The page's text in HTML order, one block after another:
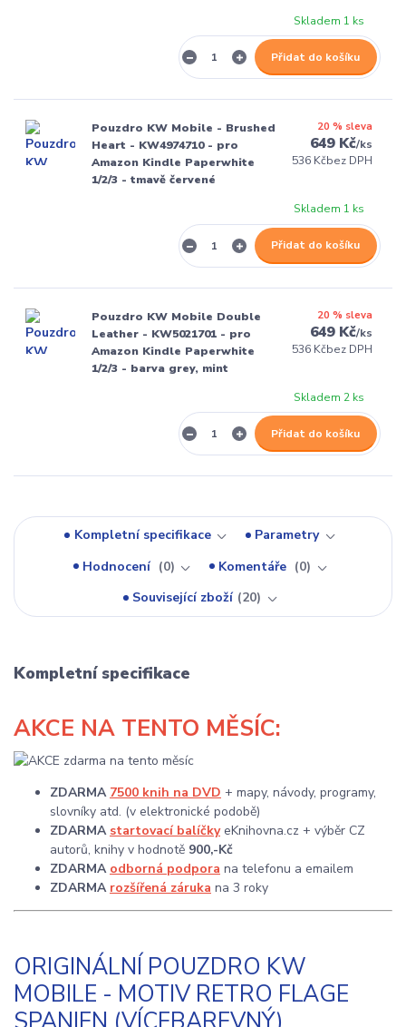
Skladem 1 ks
Přidat do košíku
Pouzdro KW Mobile - Brushed
Heart - KW4974710 - pro
Amazon Kindle Paperwhite
1/2/3 - tmavě červené
20 % sleva
649 Kč/ks
536 Kčbez DPH
Skladem 1 ks
Přidat do košíku
Pouzdro KW Mobile Double
Leather - KW5021701 - pro
Amazon Kindle Paperwhite
1/2/3 - barva grey, mint
20 % sleva
649 Kč/ks
536 Kčbez DPH
Skladem 2 ks
Přidat do košíku
Kompletní specifikace
Parametry
Hodnocení
0 Komentáře
0
Související zboží 20
Kompletní specifikace
AKCE NA TENTO MĚSÍC:
ZDARMA 7500 knih na DVD + mapy, návody, programy,
slovníky atd. (v elektronické podobě)
ZDARMA startovací balíčkyeKnihovna.cz + výběr CZ
autorů, knihy v hodnotě 900,-Kč
ZDARMA odborná podpora na telefonu a emailem
ZDARMA rozšířená záruka na 3 roky
ORIGINÁLNÍ POUZDRO KW
MOBILE - MOTIV RETRO FLAGE